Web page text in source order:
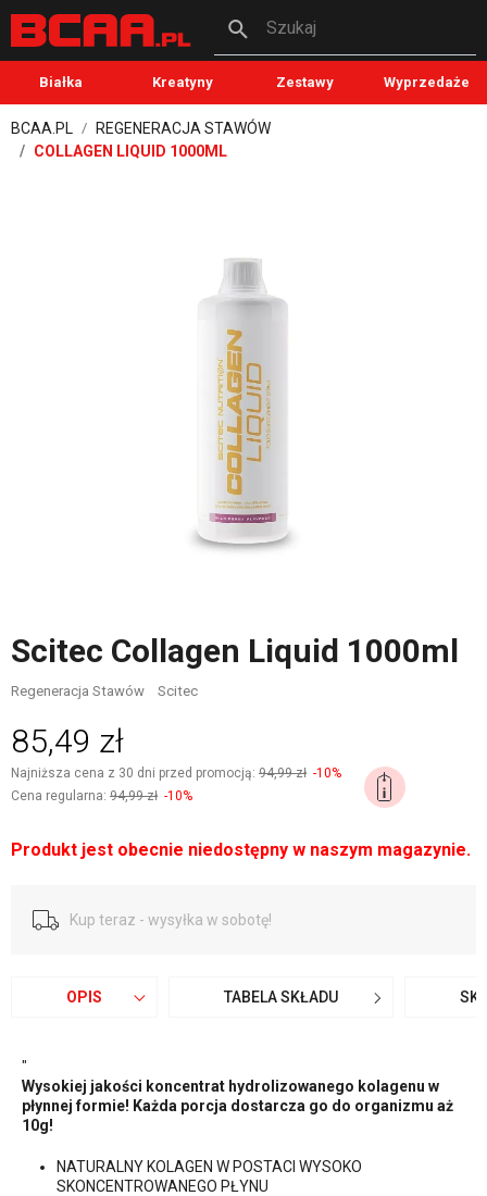
Szukaj
Białka Kreatyny Zestawy Wyprzedaże
BCAA.PL
REGENERACJA STAWÓW
COLLAGEN LIQUID 1000ML
Scitec Collagen Liquid 1000ml
Regeneracja Stawów Scitec
85,49 zł
Najniższa cena z 30 dni przed promocją: 94,99 zł -10%
Cena regularna: 94,99 zł -10%
Produkt jest obecnie niedostępny w naszym magazynie.
Kup teraz - wysyłka w sobotę!
OPIS TABELA SKŁADU
"
Wysokiej jakości koncentrat hydrolizowanego kolagenu w
płynnej formie! Każda porcja dostarcza go do organizmu aż
10g!
NATURALNY KOLAGEN W POSTACI WYSOKO
SKONCENTROWANEGO PŁYNU